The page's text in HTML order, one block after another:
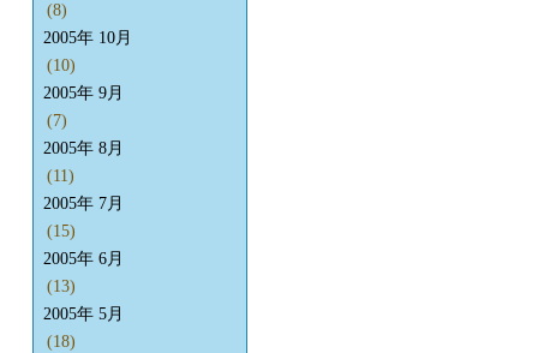
(8)
2005年 10月
(10)
2005年 9月
(7)
2005年 8月
(11)
2005年 7月
(15)
2005年 6月
(13)
2005年 5月
(18)